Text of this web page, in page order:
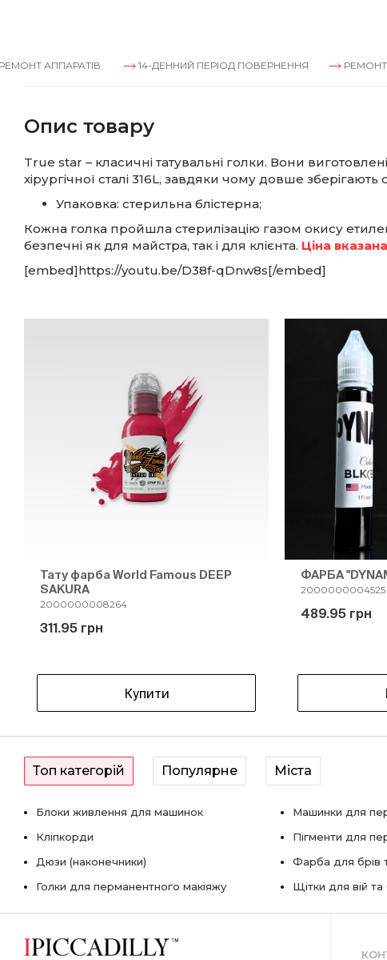
14-ДЕННИЙ ПЕРІОД ПОВЕРНЕННЯ РЕМОНТ
Опис товару
True star – класичні татувальні голки. Вони
хірургічної сталі 316L, завдяки чому довше зберігають
Упаковка: стерильна блістерна;
Кожна голка пройшла стерилізацію газом окису
безпечні як для майстра, так і для клієнта. Ціна
[embed]https://youtu.be/D38f-qDnw8s[/embed]
Тату фарба World Famous DEEP
SAKURA
2000000008264
311.95 грн
Купити
ФАРБА
2000000004525
489.95 грн
Топ категорій Популярне Міста
Блоки живлення для машинок
Кліпкорди
Дюзи (наконечники)
Голки для перманентного макіяжу
Машинки для
Пігменти для
Фарба для брів
Щітки для вій та